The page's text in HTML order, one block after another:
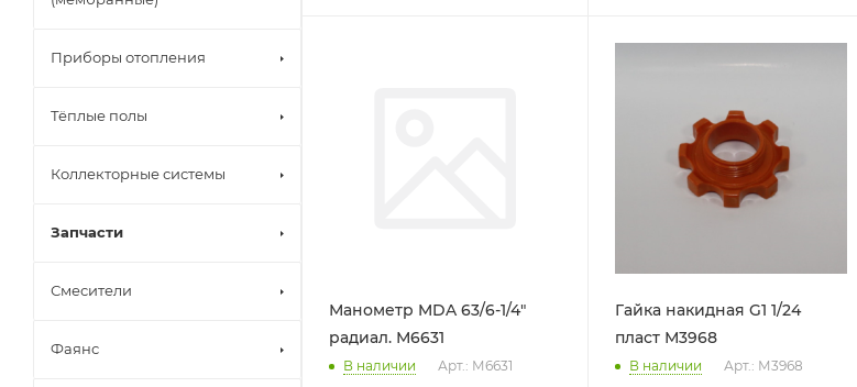
Манометр MDA 63/6-1/4"
радиал. М6631
В наличии Арт.: М6631
Гайка накидная G1 1/24
пласт М3968
В наличии Арт.: М3968
Приборы отопления
Тёплые полы
Коллекторные системы
Запчасти
Смесители
Фаянс